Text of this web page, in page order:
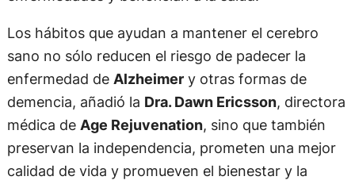
Los hábitos que ayudan a mantener el cerebro
sano no sólo reducen el riesgo de padecer la
enfermedad de Alzheimery otras formas de
demencia, añadió la Dra. Dawn Ericsson, directora
médica de Age Rejuvenation, sino que también
preservan la independencia, prometen una mejor
calidad de vida y promueven el bienestar y la